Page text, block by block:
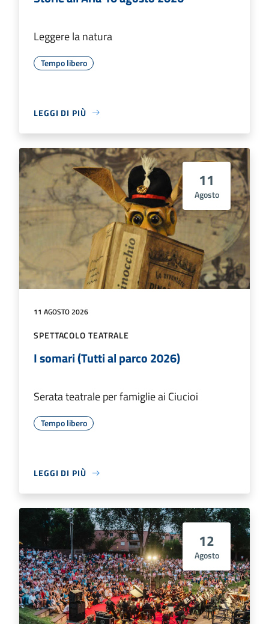
Leggere la natura
Tempo libero
LEGGI DI PIÙ
11
Agosto
11 AGOSTO 2026
SPETTACOLO TEATRALE
I somari (Tutti al parco 2026)
Serata teatrale per famiglie ai Ciucioi
Tempo libero
LEGGI DI PIÙ
12
Agosto